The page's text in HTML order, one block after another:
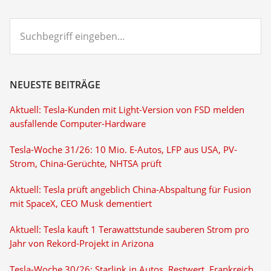
eingeben...
NEUESTE BEITRÄGE
Aktuell: Tesla-Kunden mit Light-Version von FSD melden
ausfallende Computer-Hardware
Tesla-Woche 31/26: 10 Mio. E-Autos, LFP aus USA, PV-
Strom, China-Gerüchte, NHTSA prüft
Aktuell: Tesla prüft angeblich China-Abspaltung für Fusion
mit SpaceX, CEO Musk dementiert
Aktuell: Tesla kauft 1 Terawattstunde sauberen Strom pro
Jahr von Rekord-Projekt in Arizona